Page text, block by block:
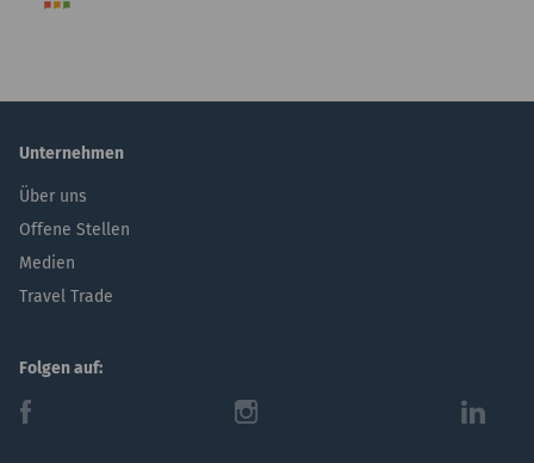
Unternehmen
Über uns
Offene Stellen
Medien
Travel Trade
Folgen auf:
f i l